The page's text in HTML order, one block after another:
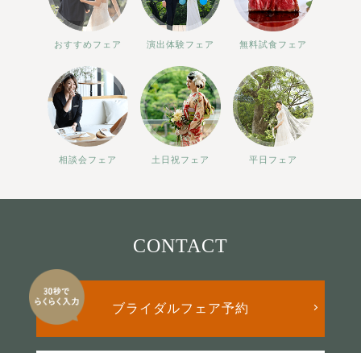
おすすめフェア 演出体験フェア 無料試食フェア
相談会フェア 土日祝フェア 平日フェア
CONTACT
ブライダルフェア予約